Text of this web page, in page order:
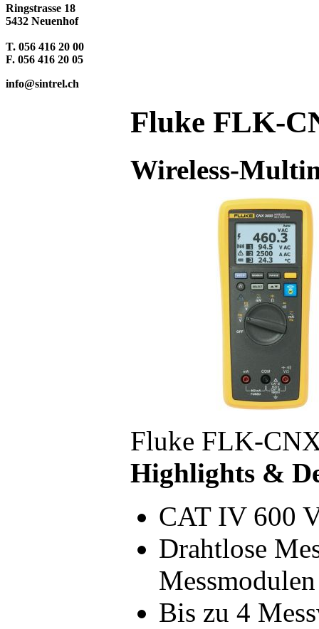
Ringstrasse 18
5432 Neuenhof
T. 056 416 20 00
F. 056 416 20 05
info@sintrel.ch
Fluke FLK-
Wireless-
Fluke FLK-
Highlights &
CAT IV 600
Drahtlose
Messmodulen
Bis zu 4